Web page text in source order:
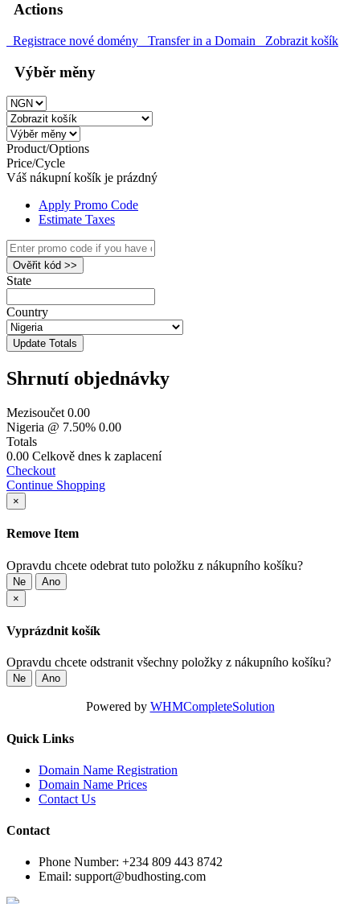
Actions
Registrace nové domény Transfer in a Domain Zobrazit košík
Výběr měny
Product/Options
Price/Cycle
Váš nákupní košík je prázdný
Apply Promo Code
Estimate Taxes
Ověřit kód >>
State
Country
Update Totals
Shrnutí objednávky
Mezisoučet 0.00
Nigeria @ 7.50% 0.00
Totals
0.00 Celkově dnes k zaplacení
Checkout
Continue Shopping
×
Remove Item
Opravdu chcete odebrat tuto položku z nákupního košíku?
Ne
Ano
×
Vyprázdnit košík
Opravdu chcete odstranit všechny položky z nákupního košíku?
Ne Ano
Powered by WHMCompleteSolution
Quick Links
Domain Name Registration
Domain Name Prices
Contact Us
Contact
Phone Number: +234 809 443 8742
Email: support@budhosting.com